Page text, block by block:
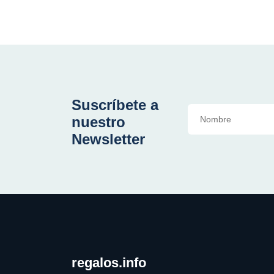
Suscríbete a
nuestro
Newsletter
regalos.info